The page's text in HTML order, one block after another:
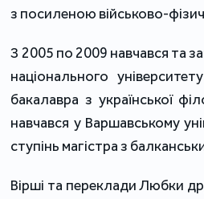
з посиленою військово-
З 2005 по 2009 навчався та
національного
бакалавра з української
навчався у Варшавському
ступінь магістра з
Вірші та переклади Любки